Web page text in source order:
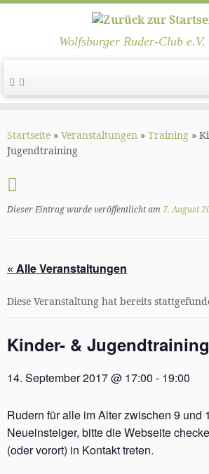
Inhalt
springen
Wolfsburger Ruder-Club
Startseite » Veranstaltungen » Training »
Jugendtraining
Dieser Eintrag wurde veröffentlicht am 7. August
« Alle Veranstaltungen
Diese Veranstaltung hat bereits
Kinder- & Jugendtraining
14. September 2017 @ 17:00 - 19:00
Rudern für alle im Alter zwischen 9 und
Neueinsteiger, bitte die Webseite
(oder vorort) in Kontakt treten.